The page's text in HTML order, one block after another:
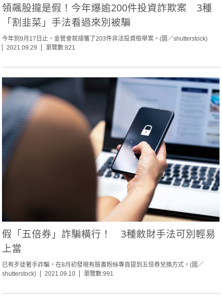
領飆股攏是假！今年爆逾200件投資詐欺案 3種
「割韭菜」手法看過來別被騙
今年到9月17日止，金管會就接獲了203件非法投資檢舉案。(圖／shutterstock)
2021.09.29
瀏覽數:821
假「五倍券」詐騙橫行！ 3種斂財手法可別輕易
上當
已有歹徒著手詐騙，在8月初發現有臉書粉絲專頁提到五倍券兌換方式。(圖／
shutterstock)
2021.09.10 瀏覽數:991